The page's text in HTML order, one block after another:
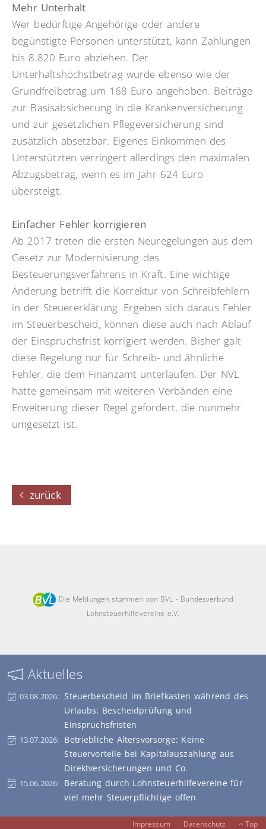
Mehr Unterhalt
Wer bedürftige Angehörige oder andere
begünstigte Personen unterstützt, kann Zahlungen
bis 8.820 Euro abziehen. Der
Unterhaltshöchstbetrag wurde ebenso wie der
Grundfreibetrag um 168 Euro angehoben. Beiträge
zur Basisabsicherung in die Krankenversicherung
und zur gesetzlichen Pflegeversicherung sind
zusätzlich absetzbar. Eigenes Einkommen des
Unterstützten verringert allerdings den maximalen
Abzugsbetrag, wenn es im Jahr 624 Euro
übersteigt.
Einfacher Fehler korrigieren
Ab 2017 treten die ersten Neuregelungen aus dem
Gesetz zur Modernisierung des
Besteuerungsverfahrens in Kraft. Eine wichtige
Änderung betrifft die Korrektur von Schreibfehlern
in der Steuererklärung. Ergeben sich daraus Fehler
im Steuerbescheid, können diese auch nach Ablauf
der Einspruchsfrist korrigiert werden. Bisher galt
diese Regelung nur für Schreib- und ähnliche
Fehler, die dem Finanzamt unterlaufen. Der NVL
hatte gemeinsam mit weiteren Verbänden eine
Erweiterung dieser Regel gefordert, die nunmehr
umgesetzt ist.
zurück
Die Meldungen stammen von BVL - Bundesverband
Lohnsteuerhilfevereine e.V.
Aktuelles
03.08.2026: Steuerbescheid im Briefkasten während des
Urlaubs: Bescheidprüfung und
Einspruchsfristen
13.07.2026: Betriebliche Altersvorsorge: Keine
Steuervorteile bei Kapitalauszahlung aus
Direktversicherungen und Co.
15.06.2026: Beratung durch Lohnsteuerhilfevereine für
viel mehr Steuerpflichtige offen
Impressum Datenschutz Top